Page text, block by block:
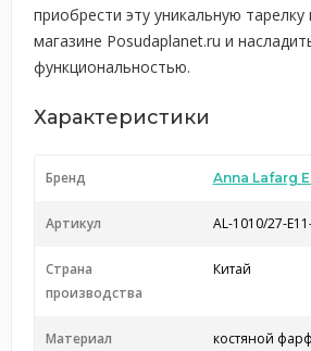
приобрести эту уникальную тарелку
магазине Posudaplanet.ru и
функциональностью.
Характеристики
Бренд Anna Lafarg
Артикул AL-1010/27-
Страна
производства
Китай
Материал костяной